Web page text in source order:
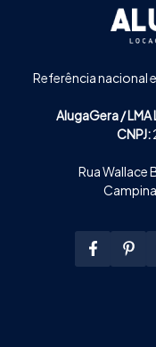
Referência nacional
AlugaGera /
CNPJ:
Rua Wallace